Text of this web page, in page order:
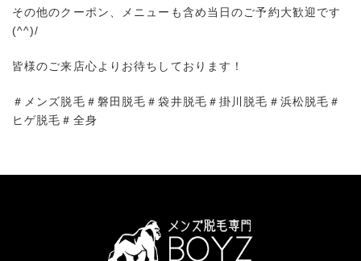
その他のクーポン、メニューも含め当日のご予約大歓迎です
(^^)/
皆様のご来店心よりお待ちしております！
＃メンズ脱毛＃磐田脱毛＃袋井脱毛＃掛川脱毛＃浜松脱毛＃
ヒゲ脱毛＃全身